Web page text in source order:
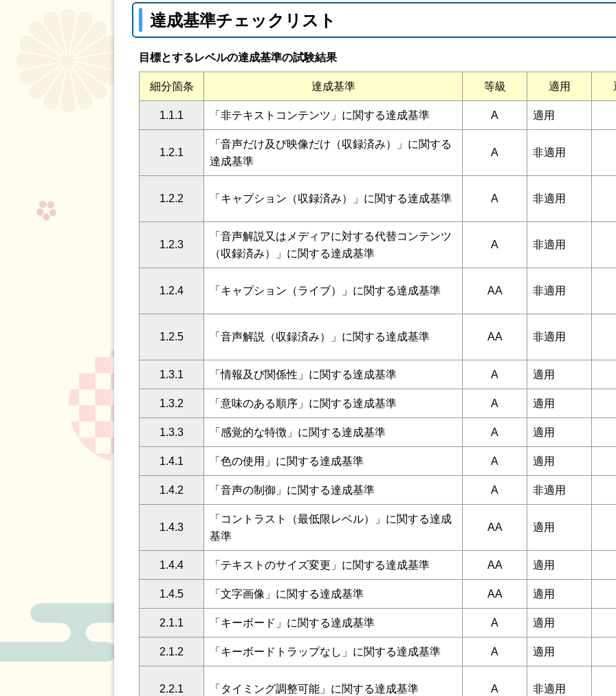
達成基準チェックリスト
目標とするレベルの達成基準の試験結果
細分箇条 達成基準 等級 適用
1.1.1 「非テキストコンテンツ」に関する達成基準 A 適用
1.2.1
「音声だけ及び映像だけ（収録済み）」に関する
達成基準
A 非適用
1.2.2 「キャプション（収録済み）」に関する達成基準 A 非適用
1.2.3
「音声解説又はメディアに対する代替コンテンツ
（収録済み）」に関する達成基準
A 非適用
1.2.4 「キャプション（ライブ）」に関する達成基準 AA 非適用
1.2.5 「音声解説（収録済み）」に関する達成基準 AA 非適用
1.3.1 「情報及び関係性」に関する達成基準 A 適用
1.3.2 「意味のある順序」に関する達成基準 A 適用
1.3.3 「感覚的な特徴」に関する達成基準 A 適用
1.4.1 「色の使用」に関する達成基準 A 適用
1.4.2 「音声の制御」に関する達成基準 A 非適用
1.4.3
「コントラスト（最低限レベル）」に関する達成
基準
AA 適用
1.4.4 「テキストのサイズ変更」に関する達成基準 AA 適用
1.4.5 「文字画像」に関する達成基準 AA 適用
2.1.1 「キーボード」に関する達成基準 A 適用
2.1.2 「キーボードトラップなし」に関する達成基準 A 適用
2.2.1 「タイミング調整可能」に関する達成基準 A 非適用